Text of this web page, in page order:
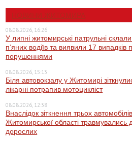
НОВИНИ ЖИТОМИРА
08.08.2026, 16:26
У липні житомирські патрульні склали
пʼяних водіїв та виявили 17 випадків
порушеннями
08.08.2026, 15:13
Біля автовокзалу у Житомирі
лікарні потрапив мотоцикліст
08.08.2026, 12:38
Внаслідок зіткнення трьох
Житомирської області травмувались
дорослих